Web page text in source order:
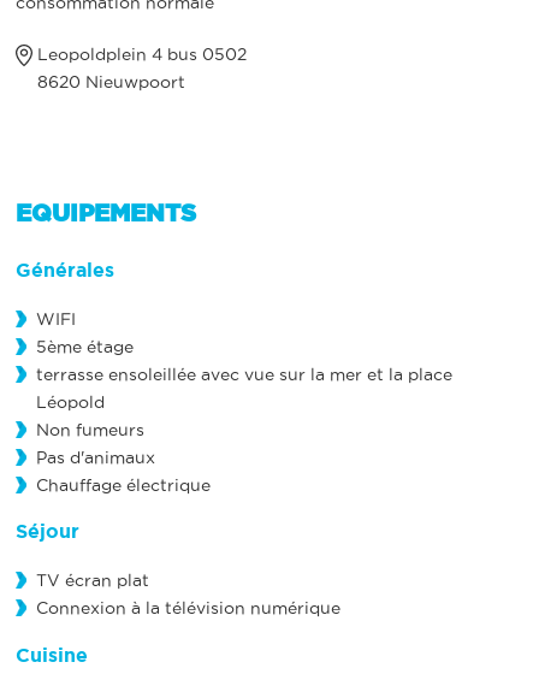
Leopoldplein 4 bus 0502
8620 Nieuwpoort
EQUIPEMENTS
Générales
WIFI
5ème étage
terrasse ensoleillée avec vue sur la mer et la place
Léopold
Non fumeurs
Pas d'animaux
Chauffage électrique
Séjour
TV écran plat
Connexion à la télévision numérique
Cuisine